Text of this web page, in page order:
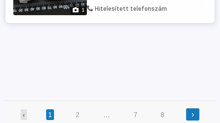
1 Hitelesített telefonszám
‹ 1 2 7 8 ›